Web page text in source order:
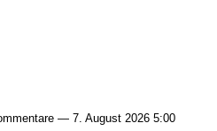
— 7. August 2026 5:00